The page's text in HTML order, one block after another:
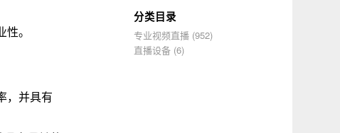
。
，并具有
分类目录
专业视频直播(952)
直播设备(6)